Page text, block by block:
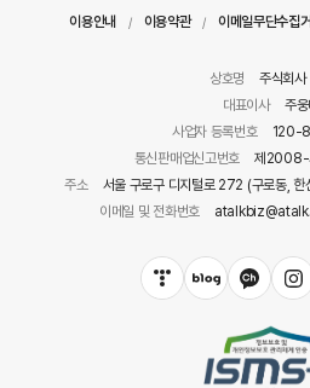
이용안내 / 이용약관 / 이메일무단수집
상호명
주식회사
대표이사
주
사업자 등록번호
120-
통신판매업신고번호
제2008-
주소
서울 구로구 디지털로 272 (구로동,
이메일 및 전화번호